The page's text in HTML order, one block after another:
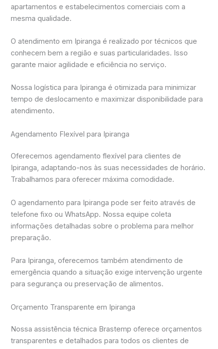
apartamentos e estabelecimentos comerciais com a
mesma qualidade.
O atendimento em Ipiranga é realizado por técnicos que
conhecem bem a região e suas particularidades. Isso
garante maior agilidade e eficiência no serviço.
Nossa logística para Ipiranga é otimizada para minimizar
tempo de deslocamento e maximizar disponibilidade para
atendimento.
Agendamento Flexível para Ipiranga
Oferecemos agendamento flexível para clientes de
Ipiranga, adaptando-nos às suas necessidades de horário.
Trabalhamos para oferecer máxima comodidade.
O agendamento para Ipiranga pode ser feito através de
telefone fixo ou WhatsApp. Nossa equipe coleta
informações detalhadas sobre o problema para melhor
preparação.
Para Ipiranga, oferecemos também atendimento de
emergência quando a situação exige intervenção urgente
para segurança ou preservação de alimentos.
Orçamento Transparente em Ipiranga
Nossa assistência técnica Brastemp oferece orçamentos
transparentes e detalhados para todos os clientes de